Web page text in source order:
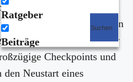
Suchen
Ratgeber
Beiträge
haben dabei keine
man mit Super Mario in
ein Leben, darf es aber
Checkpoints und
Neustart eines